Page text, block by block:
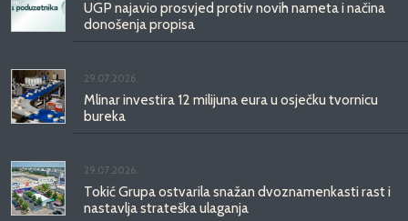
UGP najavio prosvjed protiv novih nameta i načina
donošenja propisa
29.07.2026.
Mlinar investira 12 milijuna eura u osječku tvornicu
bureka
29.07.2026.
Tokić Grupa ostvarila snažan dvoznamenkasti rast i
nastavlja strateška ulaganja